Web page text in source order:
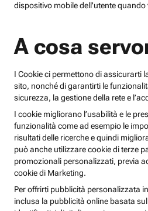
dispositivo mobile dell'utente
A cosa
I Cookie ci permettono di assicurarti
sito, nonché di garantirti le
sicurezza, la gestione della rete e
I cookie migliorano l’usabilità e le
funzionalità come ad esempio le
risultati delle ricerche e quindi
può anche utilizzare cookie di terze
promozionali personalizzati, previa
cookie di Marketing.
Per offrirti pubblicità personalizzata
inclusa la pubblicità online basata